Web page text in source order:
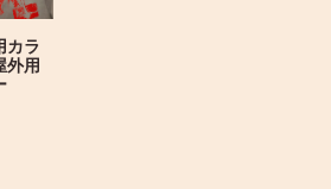
カラ
外用